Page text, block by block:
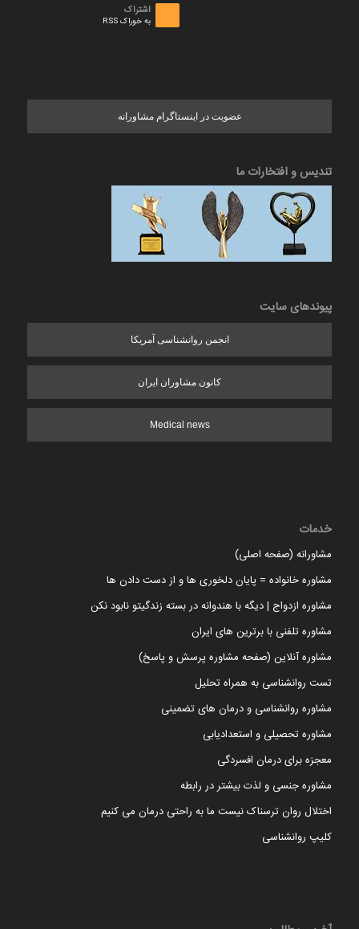
اشتراک
به خوراک RSS
عضویت در اینستاگرام مشاورانه
تندیس و افتخارات ما
پیوندهای سایت
انجمن روانشناسی آمریکا
کانون مشاوران ایران
Medical news
خدمات
مشاورانه (صفحه اصلی)
مشاوره خانواده = پایان دلخوری ها و از دست دادن ها
مشاوره ازدواج | دیگه با هندوانه در بسته زندگیتو نابود نکن
مشاوره تلفنی با برترین های ایران
مشاوره آنلاین (صفحه مشاوره پرسش و پاسخ)
تست روانشناسی به همراه تحلیل
مشاوره روانشناسی و درمان های تضمینی
مشاوره تحصیلی و استعدادیابی
معجزه برای درمان افسردگی
مشاوره جنسی و لذت بیشتر در رابطه
اختلال روان ترسناک نیست ما به راحتی درمان می کنیم
کلیپ روانشناسی